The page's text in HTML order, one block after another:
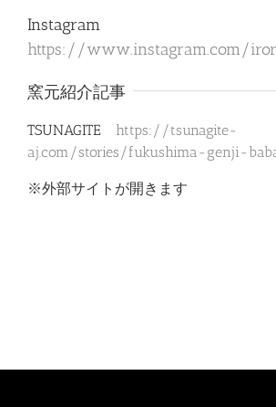
Instagram
https://www.instagram.com/
窯元紹介記事
TSUNAGITE https://tsunagite-
aj.com/stories/fukushima-genji-
※外部サイトが開きます